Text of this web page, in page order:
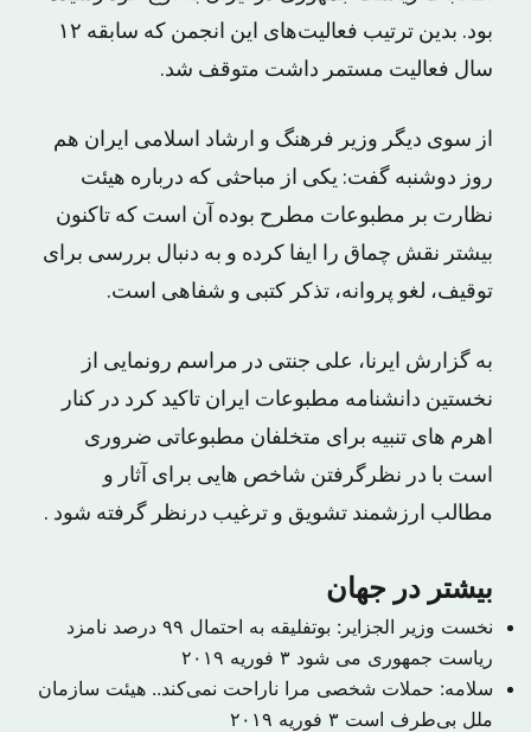
بود. بدین ترتیب فعالیت‌های این انجمن که سابقه ۱۲
سال فعالیت مستمر داشت متوقف شد.
از سوی دیگر وزیر فرهنگ و ارشاد اسلامی ایران هم
روز دوشنبه گفت: یکی از مباحثی که درباره هیئت
نظارت بر مطبوعات مطرح بوده آن است که تاکنون
بیشتر نقش چماق را ایفا کرده و به دنبال بررسی برای
توقیف، لغو پروانه، تذکر کتبی و شفاهی است.
به گزارش ایرنا، علی جنتی در مراسم رونمایی از
نخستین دانشنامه مطبوعات ایران تاکید کرد در کنار
اهرم های تنبیه برای متخلفان مطبوعاتی ضروری
است با در نظرگرفتن شاخص هایی برای آثار و
مطالب ارزشمند تشویق و ترغیب درنظر گرفته شود .
بیشتر در جهان
نخست وزیر الجزایر: بوتفلیقه به احتمال ۹۹ درصد نامزد
ریاست جمهوری می شود ۳ فوریه ۲۰۱۹
سلامه: حملات شخصی مرا ناراحت نمی‌کند.. هیئت سازمان
ملل بی‌طرف است ۳ فوریه ۲۰۱۹